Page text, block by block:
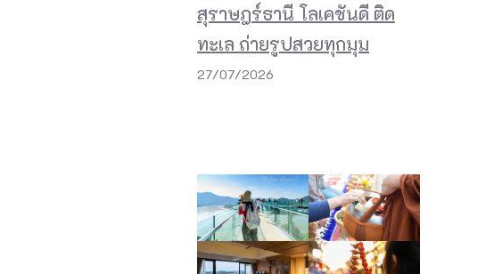
สุราษฎร์ธานี โลเคชันดี ติด
ทะเล ถ่ายรูปสวยทุกมุม
27/07/2026